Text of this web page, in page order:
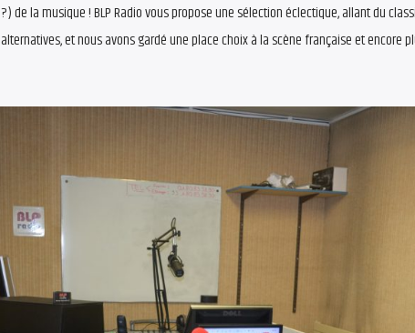
de la musique ! BLP Radio vous propose une sélection éclectique, allant du
et nous avons gardé une place choix à la scène française et encore